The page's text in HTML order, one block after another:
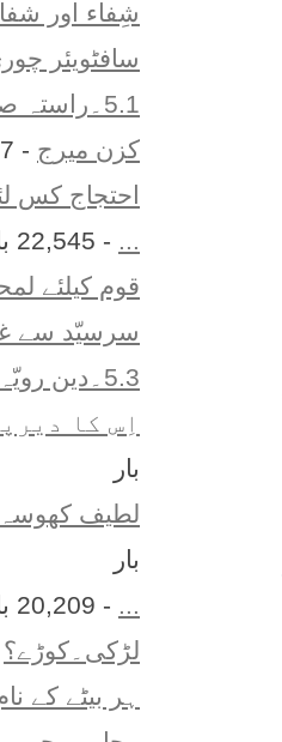
شِفاء اور
سافٹویئر
5.1۔راستہ صرف ایک
کزن ميرج - 23,547 بار
احتجاج کس
- 22,545 بار
قوم کیلئے
سرسیّد سے
5.3۔دین رویّہ رواج قانون
اِس کا
بار
لطیف کھوسہ
بار
- 20,209 بار
لڑکی۔کوڑے؟
ہر بيٹے کے